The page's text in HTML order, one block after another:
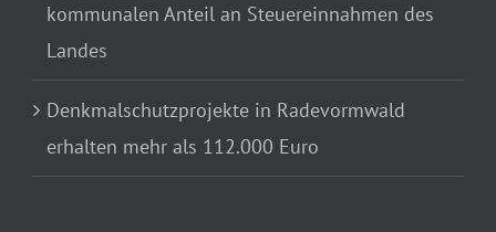
kommunalen Anteil an Steuereinnahmen des
Landes
Denkmalschutzprojekte in Radevormwald
erhalten mehr als 112.000 Euro